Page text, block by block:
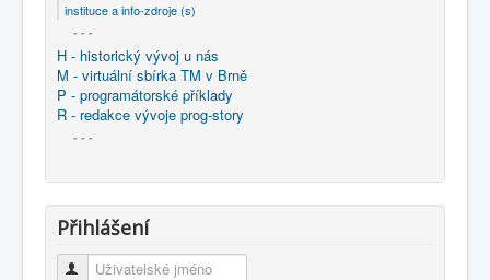
instituce a info-zdroje (s)
- - -
H - historický vývoj u nás
M - virtuální sbírka TM v Brně
P - programátorské příklady
R - redakce vývoje prog-story
- - -
Přihlášení
Uživatelské jméno